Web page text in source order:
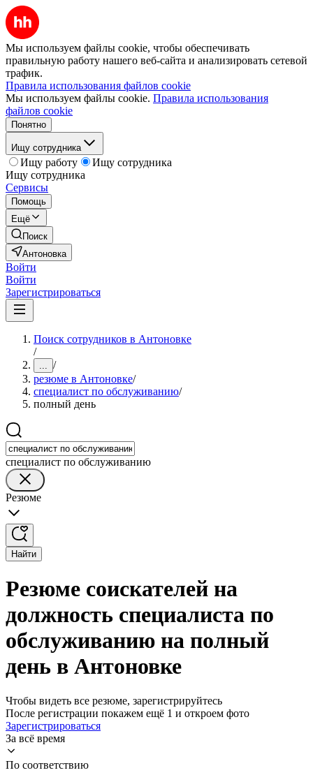
Мы используем файлы cookie, чтобы обеспечивать
правильную работу нашего веб-сайта и анализировать сетевой
трафик.
Правила использования файлов cookie
Мы используем файлы cookie. Правила использования
файлов cookie
Понятно
Ищу сотрудника
Ищу работу
Ищу сотрудника
Ищу сотрудника
Сервисы
Помощь
Ещё
Поиск
Антоновка
Войти
Войти
Зарегистрироваться
Поиск сотрудников в Антоновке
/
... /
резюме в Антоновке/
специалист по обслуживанию/
полный день
специалист по обслуживанию
Резюме
Найти
Резюме соискателей на
должность специалиста по
обслуживанию на полный
день в Антоновке
Чтобы видеть все резюме, зарегистрируйтесь
После регистрации покажем ещё 1 и откроем фото
Зарегистрироваться
За всё время
По соответствию